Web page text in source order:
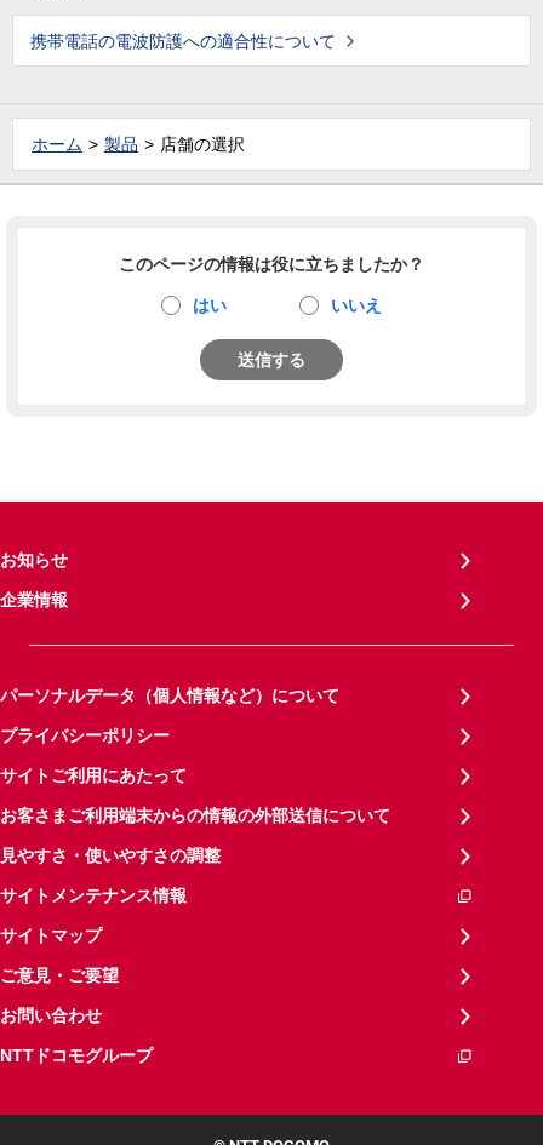
携帯電話の電波防護への適合性について
ホーム 製品 店舗の選択
このページの情報は役に立ちましたか？
はい いいえ
送信する
お知らせ
企業情報
パーソナルデータ（個人情報など）について
プライバシーポリシー
サイトご利用にあたって
お客さまご利用端末からの情報の外部送信について
見やすさ・使いやすさの調整
サイトメンテナンス情報
サイトマップ
ご意見・ご要望
お問い合わせ
NTTドコモグループ